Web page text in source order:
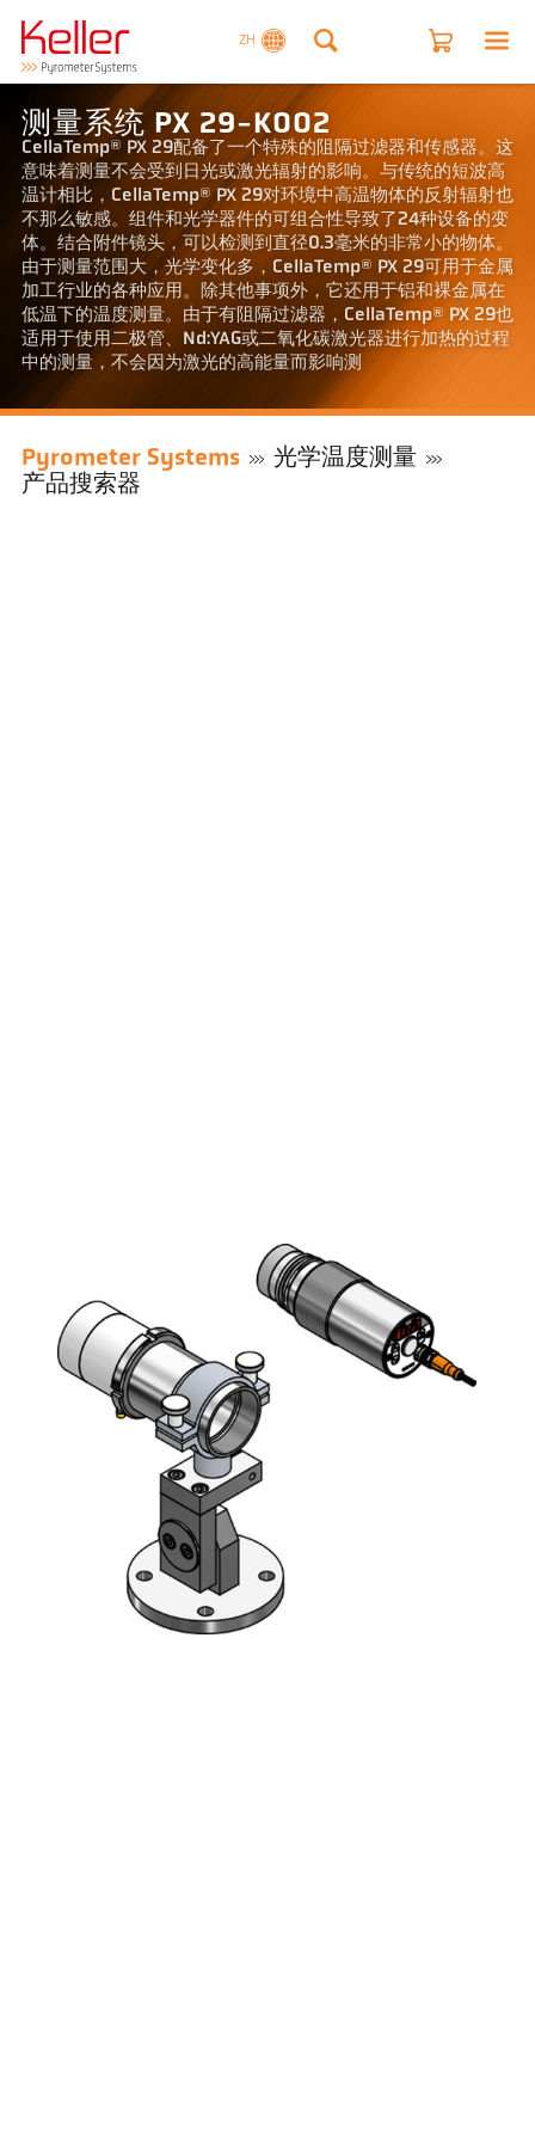
ZH
测量系统 PX 29-K002
CellaTemp® PX 29配备了一个特殊的阻隔过滤器和传感器。这
意味着测量不会受到日光或激光辐射的影响。与传统的短波高
温计相比，CellaTemp® PX 29对环境中高温物体的反射辐射也
不那么敏感。组件和光学器件的可组合性导致了24种设备的变
体。结合附件镜头，可以检测到直径0.3毫米的非常小的物体。
由于测量范围大，光学变化多，CellaTemp® PX 29可用于金属
加工行业的各种应用。除其他事项外，它还用于铝和裸金属在
低温下的温度测量。由于有阻隔过滤器，CellaTemp® PX 29也
适用于使用二极管、Nd:YAG或二氧化碳激光器进行加热的过程
中的测量，不会因为激光的高能量而影响测
Pyrometer Systems
光学温度测量
产品搜索器